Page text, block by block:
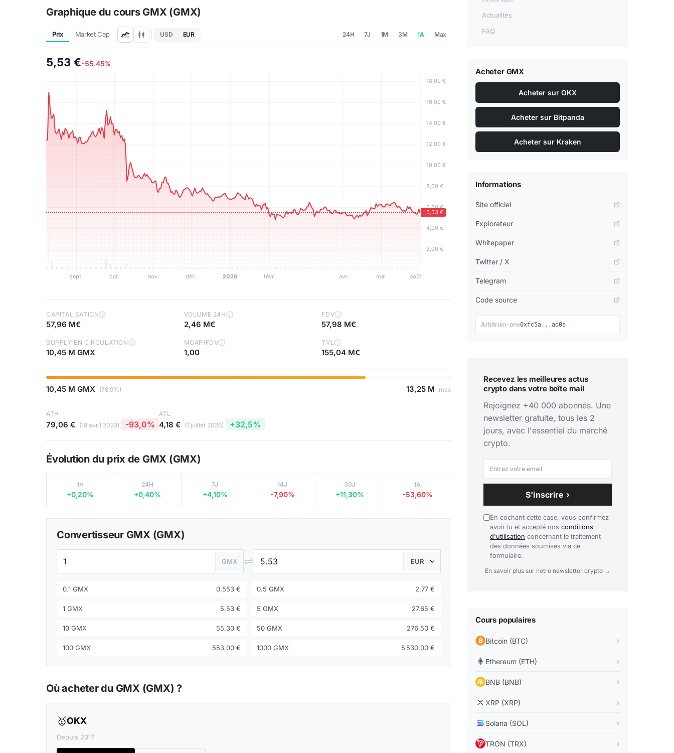
Graphique du cours GMX (GMX)
Prix Market Cap USD EUR 24H 7J 1M 3M 1A Max
5,53 €-55.45%
CAPITALISATION i
57,96 M€
VOLUME 24H i
2,46 M€
FDV i
57,98 M€
SUPPLY EN CIRCULATION i
10,45 M GMX
MCAP/FDV i
1,00
TVL i
155,04 M€
10,45 M GMX (78,9%) 13,25 M max
ATH
79,06 € (18 avril 2023) -93,0%
ATL
4,18 € (1 juillet 2026) +32,5%
Évolution du prix de GMX (GMX)
1H
+0,20%
24H
+0,40%
7J
+4,10%
14J
-7,90%
30J
+11,30%
1A
-53,60%
Convertisseur GMX (GMX)
GMX ⇌
0.1 GMX 0,553 € 0.5 GMX 2,77 €
1 GMX 5,53 € 5 GMX 27,65 €
10 GMX 55,30 € 50 GMX 276,50 €
100 GMX 553,00 € 1000 GMX 5 530,00 €
Où acheter du GMX (GMX) ?
🥇OKX
Depuis 2017
Actualités
FAQ
Acheter GMX
Acheter sur OKX
Acheter sur Bitpanda
Acheter sur Kraken
Informations
Site officiel
Explorateur
Whitepaper
Twitter / X
Telegram
Code source
Arbitrum-one0xfc5a...ad0a
Recevez les meilleures actus
crypto dans votre boîte mail
Rejoignez +40 000 abonnés. Une
newsletter gratuite, tous les 2
jours, avec l'essentiel du marché
crypto.
S'inscrire ›
En cochant cette case, vous confirmez
avoir lu et accepté nos conditions
d'utilisation concernant le traitement
des données soumises via ce
formulaire.
En savoir plus sur notre newsletter crypto →
Cours populaires
Bitcoin (BTC)
Ethereum (ETH)
BNB (BNB)
XRP (XRP)
Solana (SOL)
TRON (TRX)